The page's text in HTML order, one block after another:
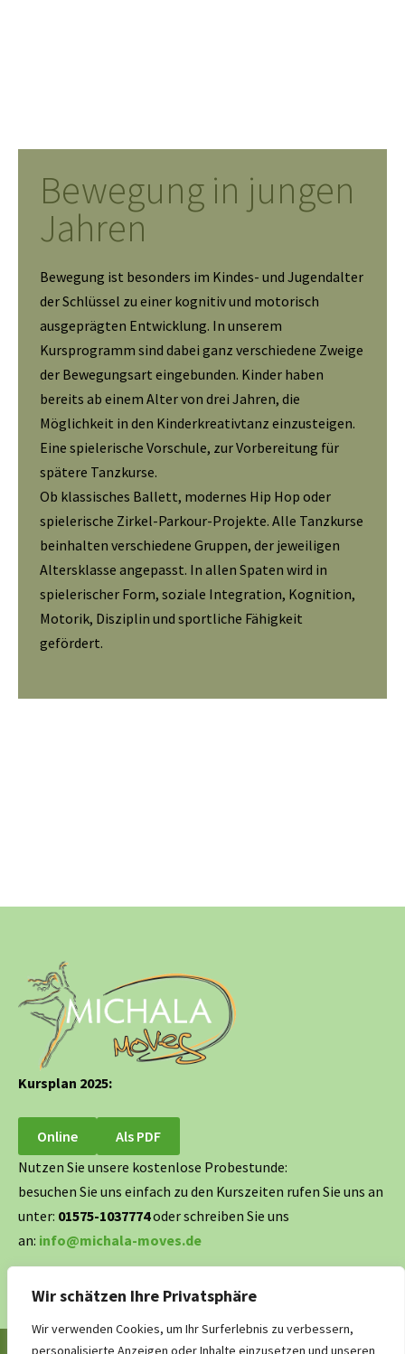
Wir schätzen Ihre Privatsphäre
Wir verwenden Cookies, um Ihr Surferlebnis zu verbessern,
personalisierte Anzeigen oder Inhalte einzusetzen und unseren
Bewegung in jungen
Jahren
Bewegung ist besonders im Kindes- und Jugendalter
der Schlüssel zu einer kognitiv und motorisch
ausgeprägten Entwicklung. In unserem
Kursprogramm sind dabei ganz verschiedene Zweige
der Bewegungsart eingebunden. Kinder haben
bereits ab einem Alter von drei Jahren, die
Möglichkeit in den Kinderkreativtanz einzusteigen.
Eine spielerische Vorschule, zur Vorbereitung für
spätere Tanzkurse.
Ob klassisches Ballett, modernes Hip Hop oder
spielerische Zirkel-Parkour-Projekte. Alle Tanzkurse
beinhalten verschiedene Gruppen, der jeweiligen
Altersklasse angepasst. In allen Spaten wird in
spielerischer Form, soziale Integration, Kognition,
Motorik, Disziplin und sportliche Fähigkeit
gefördert.
Kursplan 2025:
Online
Als PDF
Nutzen Sie unsere kostenlose Probestunde:
besuchen Sie uns einfach zu den Kurszeiten rufen Sie uns an
unter: 01575-1037774oder schreiben Sie uns
an: info@michala-moves.de